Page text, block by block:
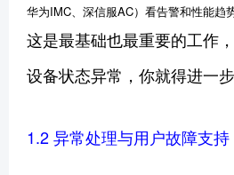
华为IMC、深信服AC）看告警和性能趋
这是最基础也最重要的工作
设备状态异常，你就得进一步
1.2 异常处理与用户故障支持